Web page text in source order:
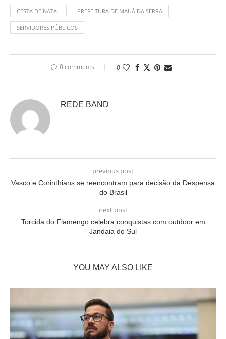
CESTA DE NATAL PREFEITURA DE MAUÁ DA SERRA
SERVIDORES PÚBLICOS
0 comments 0
REDE BAND
previous post
Vasco e Corinthians se reencontram para decisão da Despensa
do Brasil
next post
Torcida do Flamengo celebra conquistas com outdoor em
Jandaia do Sul
YOU MAY ALSO LIKE